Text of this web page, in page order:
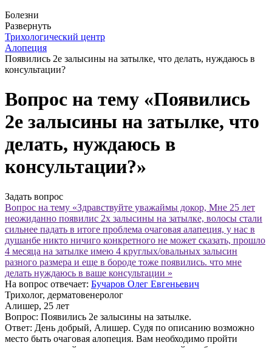
Болезни
Развернуть
Трихологический центр
Алопеция
Появились 2е залысины на затылке, что делать, нуждаюсь в
консультации?
Вопрос на тему «Появились
2е залысины на затылке, что
делать, нуждаюсь в
консультации?»
Задать вопрос
Вопрос на тему «Здравствуйте уважаймы докор, Мне 25 лет
неожиданно появилис 2х залысины на затылке, волосы стали
сильнее падать в итоге проблема очаговая алапеция, у нас в
душанбе никто ничиго конкретного не может сказать, прошло
4 месяца на затылке имею 4 круглых/овальных залысин
разного размера и еще в бороде тоже появились. что мне
делать нуждаюсь в ваше консультации »
На вопрос отвечает: Бучаров Олег Евгеньевич
Трихолог, дерматовенеролог
Алишер, 25 лет
Вопрос: Появились 2е залысины на затылке.
Ответ: День добрый, Алишер. Судя по описанию возможно
место быть очаговая алопеция. Вам необходимо пройти